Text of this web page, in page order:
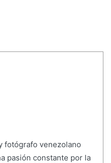
fotógrafo venezolano
pasión constante por la